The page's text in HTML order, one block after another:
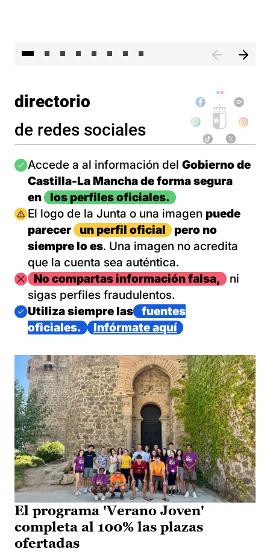
directorio
de redes sociales
Imagen
Accede a al información del Gobierno de
Castilla-La Mancha de forma segura
en
los perfiles oficiales.
Imagen
El logo de la Junta o una imagen puede
parecer
un perfil oficial
pero no
siempre lo es. Una imagen no acredita
que la cuenta sea auténtica.
ImagenNo compartas información falsa,
ni
sigas perfiles fraudulentos.
Imagen
Utiliza siempre las
fuentes
oficiales.
Infórmate aquí
El programa 'Verano Joven'
completa al 100% las plazas
ofertadas